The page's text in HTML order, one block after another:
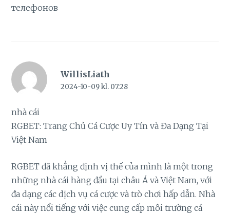
телефонов
WillisLiath
2024-10-09 kl. 07:28
nhà cái
RGBET: Trang Chủ Cá Cược Uy Tín và Đa Dạng Tại
Việt Nam
RGBET đã khẳng định vị thế của mình là một trong
những nhà cái hàng đầu tại châu Á và Việt Nam, với
đa dạng các dịch vụ cá cược và trò chơi hấp dẫn. Nhà
cái này nổi tiếng với việc cung cấp môi trường cá